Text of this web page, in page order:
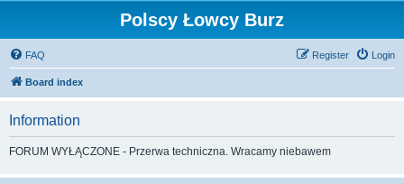
Polscy Łowcy Burz
FAQ Login
Register
Board index
Information
FORUM WYŁĄCZONE - Przerwa techniczna. Wracamy niebawem